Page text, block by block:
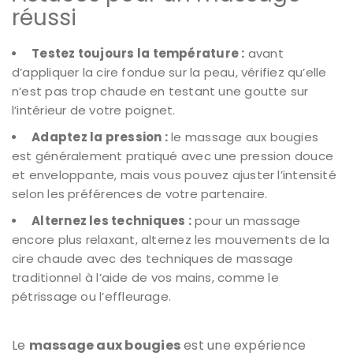
réussi
Testez toujours la température : avant
d’appliquer la cire fondue sur la peau, vérifiez qu’elle
n’est pas trop chaude en testant une goutte sur
l’intérieur de votre poignet.
Adaptez la pression :le massage aux bougies
est généralement pratiqué avec une pression douce
et enveloppante, mais vous pouvez ajuster l’intensité
selon les préférences de votre partenaire.
Alternez les techniques :pour un massage
encore plus relaxant, alternez les mouvements de la
cire chaude avec des techniques de massage
traditionnel à l’aide de vos mains, comme le
pétrissage ou l’effleurage.
Le massage aux bougiesest une expérience